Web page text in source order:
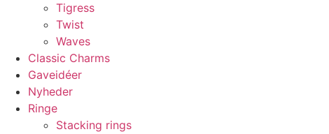
Tigress
Twist
Waves
Classic Charms
Gaveidéer
Nyheder
Ringe
Stacking rings